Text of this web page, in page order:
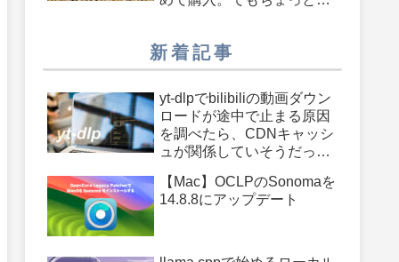
かったのに
新着記事
yt-dlpでbilibiliの動画ダウン
ロードが途中で止まる原因
を調べたら、CDNキャッシ
ュが関係していそうだった
【Mac】OCLPのSonomaを
14.8.8にアップデート